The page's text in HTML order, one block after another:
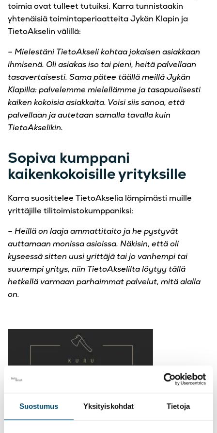
Suostumus Yksityiskohdat Tietoja
toimia ovat tulleet tutuiksi. Karra tunnistaakin
yhtenäisiä toimintaperiaatteita Jykän Klapin ja
TietoAkselin välillä:
– Mielestäni TietoAkseli kohtaa jokaisen asiakkaan
ihmisenä. Oli asiakas iso tai pieni, heitä palvellaan
tasavertaisesti. Sama pätee täällä meillä Jykän
Klapilla: palvelemme mielellämme ja tasapuolisesti
kaiken kokoisia asiakkaita. Voisi siis sanoa, että
palvellaan ja autetaan samalla tavalla kuin
TietoAkselikin.
Sopiva kumppani
kaikenkokoisille yrityksille
Karra suosittelee TietoAkselia lämpimästi muille
yrittäjille tilitoimistokumppaniksi:
– Heillä on laaja ammattitaito ja he pystyvät
auttamaan monissa asioissa. Näkisin, että oli
kyseessä sitten uusi yrittäjä tai jo vanhempi tai
suurempi yritys, niin TietoAkselilta löytyy tällä
hetkellä varmaan parhaimmat palvelut, mitä alalla
on.